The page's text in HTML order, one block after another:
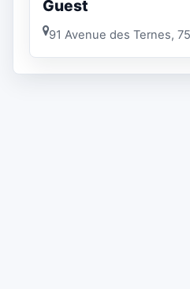
Guest
91 Avenue des Ternes,